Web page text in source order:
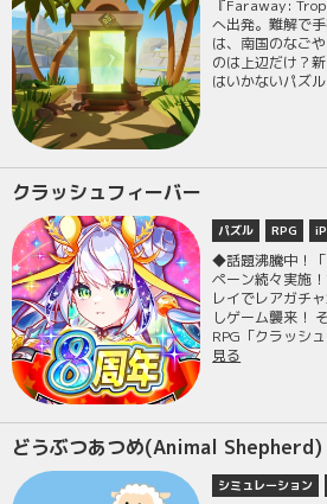
『Faraway:
へ出発。難解で
は、南国のなご
のは上辺だけ？
はいかないパズ
クラッシュフィーバー
パズル RPG
◆話題沸騰中！
ペーン続々実施
レイでレアガチ
しゲーム襲来！
RPG「クラッシ
見る
どうぶつあつめ(Animal Shepherd)
シミュレーション